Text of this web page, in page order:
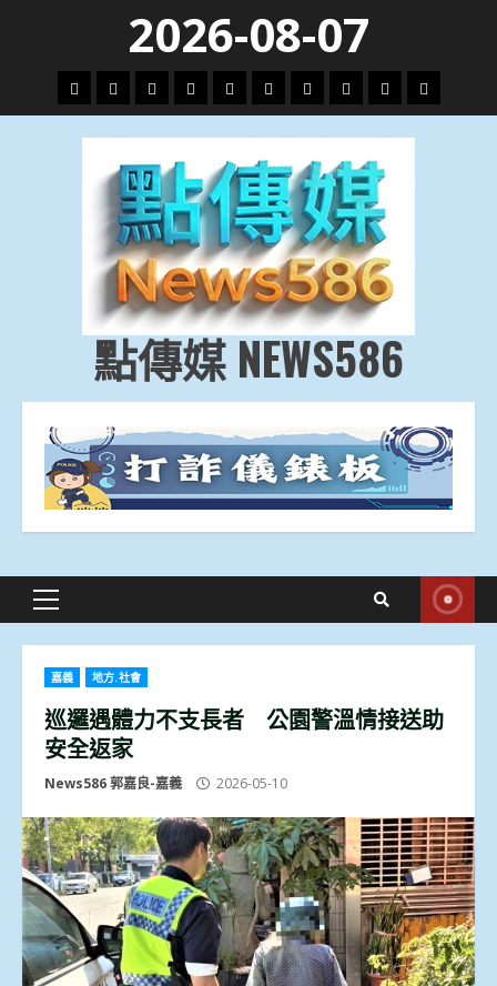
content
2026-08-07
頭
條
財
經
地
方.
會
文
教.
技
專
題
娛
樂
劇
政
治
國
際
運
動
生
活
點傳媒 NEWS586
Primary
嘉義 地方.社會
巡邏遇體力不支長者 公園警溫情接送助
安全返家
News586 郭嘉良-嘉義 2026-05-10